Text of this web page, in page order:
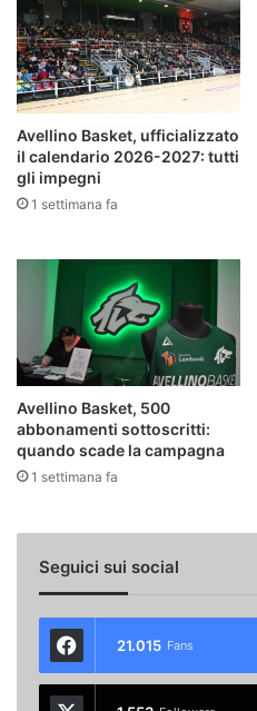
Avellino Basket, ufficializzato
il calendario 2026-2027: tutti
gli impegni
1 settimana fa
Avellino Basket, 500
abbonamenti sottoscritti:
quando scade la campagna
1 settimana fa
Seguici sui social
21.015 Fans